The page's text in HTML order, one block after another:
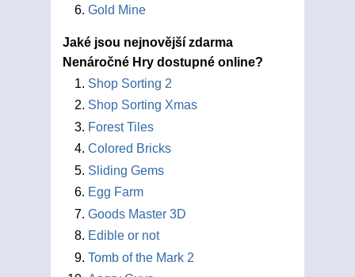
Gold Mine
Jaké jsou nejnovější zdarma
Nenáročné Hry dostupné online?
Shop Sorting 2
Shop Sorting Xmas
Forest Tiles
Colored Bricks
Sliding Gems
Egg Farm
Goods Master 3D
Edible or not
Tomb of the Mark 2